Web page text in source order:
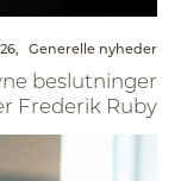
Generelle nyheder
beslutninger
Frederik Ruby